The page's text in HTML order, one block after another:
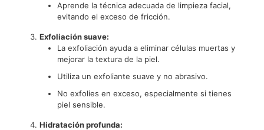
Aprende la técnica adecuada de limpieza facial,
evitando el exceso de fricción.
Exfoliación suave:
La exfoliación ayuda a eliminar células muertas y
mejorar la textura de la piel.
Utiliza un exfoliante suave y no abrasivo.
No exfolies en exceso, especialmente si tienes
piel sensible.
Hidratación profunda: